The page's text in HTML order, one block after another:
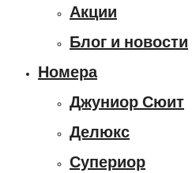
Акции
Блог и новости
Номера
Джуниор Сюит
Делюкс
Супериор